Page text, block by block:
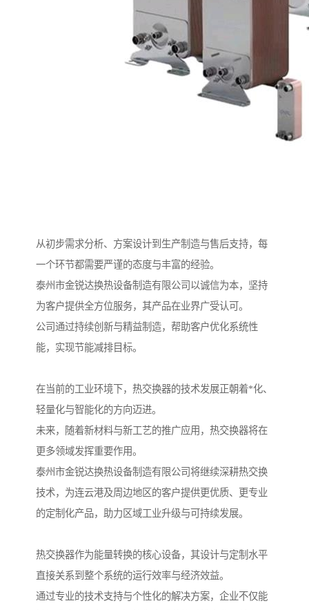
从初步需求分析、方案设计到生产制造与售后支持，每
一个环节都需要严谨的态度与丰富的经验。
泰州市金锐达换热设备制造有限公司以诚信为本，坚持
为客户提供全方位服务，其产品在业界广受认可。
公司通过持续创新与精益制造，帮助客户优化系统性
能，实现节能减排目标。
在当前的工业环境下，热交换器的技术发展正朝着*化、
轻量化与智能化的方向迈进。
未来，随着新材料与新工艺的推广应用，热交换器将在
更多领域发挥重要作用。
泰州市金锐达换热设备制造有限公司将继续深耕热交换
技术，为连云港及周边地区的客户提供更优质、更专业
的定制化产品，助力区域工业升级与可持续发展。
热交换器作为能量转换的核心设备，其设计与定制水平
直接关系到整个系统的运行效率与经济效益。
通过专业的技术支持与个性化的解决方案，企业不仅能